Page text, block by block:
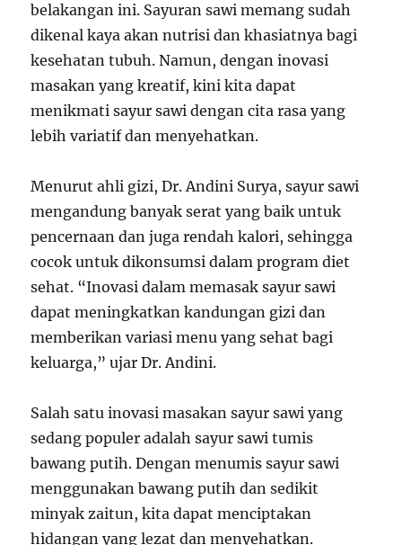
belakangan ini. Sayuran sawi memang sudah
dikenal kaya akan nutrisi dan khasiatnya bagi
kesehatan tubuh. Namun, dengan inovasi
masakan yang kreatif, kini kita dapat
menikmati sayur sawi dengan cita rasa yang
lebih variatif dan menyehatkan.
Menurut ahli gizi, Dr. Andini Surya, sayur sawi
mengandung banyak serat yang baik untuk
pencernaan dan juga rendah kalori, sehingga
cocok untuk dikonsumsi dalam program diet
sehat. “Inovasi dalam memasak sayur sawi
dapat meningkatkan kandungan gizi dan
memberikan variasi menu yang sehat bagi
keluarga,” ujar Dr. Andini.
Salah satu inovasi masakan sayur sawi yang
sedang populer adalah sayur sawi tumis
bawang putih. Dengan menumis sayur sawi
menggunakan bawang putih dan sedikit
minyak zaitun, kita dapat menciptakan
hidangan yang lezat dan menyehatkan.